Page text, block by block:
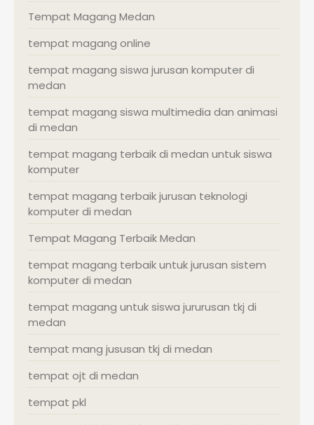
Tempat Magang Medan
tempat magang online
tempat magang siswa jurusan komputer di
medan
tempat magang siswa multimedia dan animasi
di medan
tempat magang terbaik di medan untuk siswa
komputer
tempat magang terbaik jurusan teknologi
komputer di medan
Tempat Magang Terbaik Medan
tempat magang terbaik untuk jurusan sistem
komputer di medan
tempat magang untuk siswa jururusan tkj di
medan
tempat mang jususan tkj di medan
tempat ojt di medan
tempat pkl